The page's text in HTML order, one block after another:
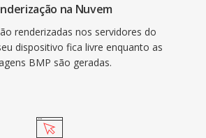
na Nuvem
renderizadas nos servidores do
dispositivo fica livre enquanto as
BMP são geradas.